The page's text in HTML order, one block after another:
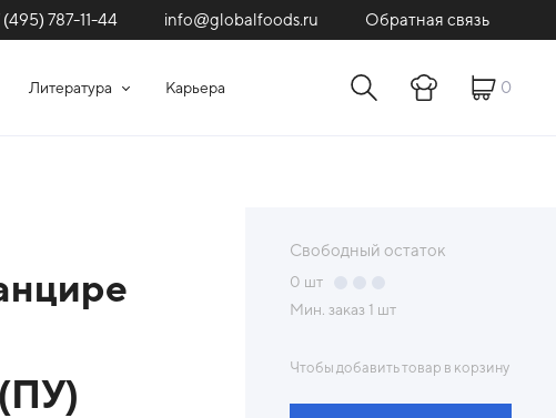
(495) 787-11-44 info@globalfoods.ru Обратная связь
Литература Карьера 0
Свободный остаток
0 шт
Мин. заказ 1 шт
Чтобы добавить товар в корзину